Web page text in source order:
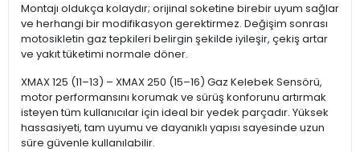
Montajı oldukça kolaydır; orijinal soketine birebir uyum sağlar
ve herhangi bir modifikasyon gerektirmez. Değişim sonrası
motosikletin gaz tepkileri belirgin şekilde iyileşir, çekiş artar
ve yakıt tüketimi normale döner.
XMAX 125 (11–13) – XMAX 250 (15–16) Gaz Kelebek Sensörü,
motor performansını korumak ve sürüş konforunu artırmak
isteyen tüm kullanıcılar için ideal bir yedek parçadır. Yüksek
hassasiyeti, tam uyumu ve dayanıklı yapısı sayesinde uzun
süre güvenle kullanılabilir.